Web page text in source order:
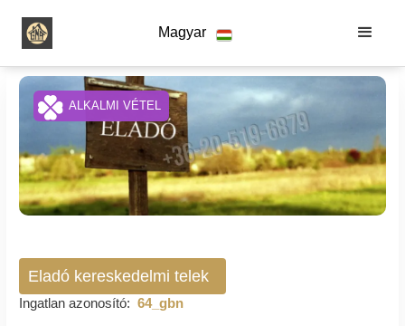
Magyar
ALKALMI VÉTEL
Eladó kereskedelmi telek
Ingatlan azonosító: 64_gbn